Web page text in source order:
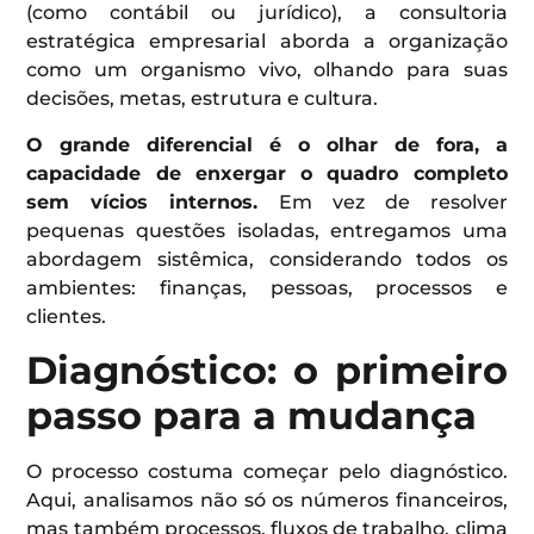
(como contábil ou jurídico), a consultoria
estratégica empresarial aborda a organização
como um organismo vivo, olhando para suas
decisões, metas, estrutura e cultura.
O grande diferencial é o olhar de fora, a
capacidade de enxergar o quadro completo
sem vícios internos. Em vez de resolver
pequenas questões isoladas, entregamos uma
abordagem sistêmica, considerando todos os
ambientes: finanças, pessoas, processos e
clientes.
Diagnóstico: o primeiro
passo para a mudança
O processo costuma começar pelo diagnóstico.
Aqui, analisamos não só os números financeiros,
mas também processos, fluxos de trabalho, clima